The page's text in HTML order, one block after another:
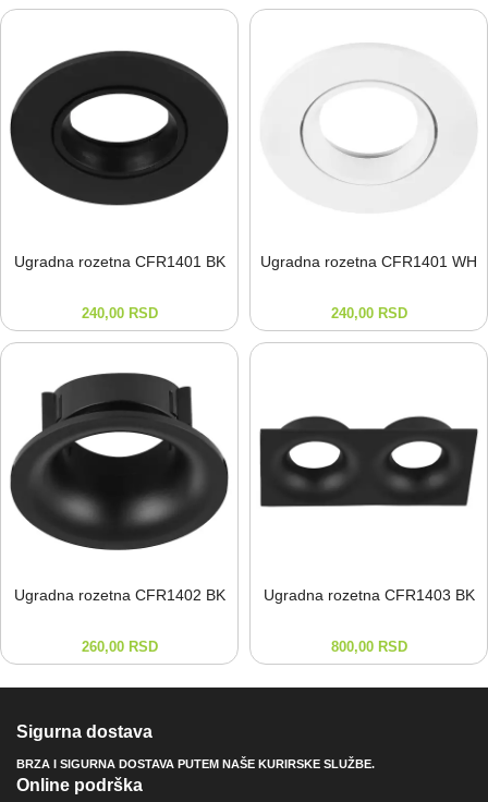
Ugradna rozetna CFR1401 BK
240,00 RSD
Ugradna rozetna CFR1401 WH
240,00 RSD
Ugradna rozetna CFR1402 BK
260,00 RSD
Ugradna rozetna CFR1403 BK
800,00 RSD
Sigurna dostava
BRZA I SIGURNA DOSTAVA PUTEM NAŠE KURIRSKE SLUŽBE.
Online podrška